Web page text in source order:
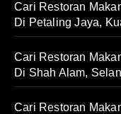
Cari Restoran
Di Petaling Jaya,
Cari Restoran
Di Shah Alam,
Cari Restoran